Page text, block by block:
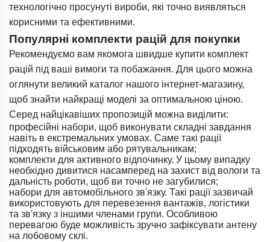
технологічно просунуті вироби, які точно виявляться
корисними та ефективними.
Популярні комплекти рацій для покупки
Рекомендуємо вам якомога швидше купити комплект
рацій під ваші вимоги та побажання. Для цього можна
оглянути великий каталог нашого інтернет-магазину,
щоб знайти найкращі моделі за оптимальною ціною.
Серед найцікавіших пропозицій можна виділити:
професійні набори, щоб виконувати складні завдання
навіть в екстремальних умовах. Саме такі рації
підходять військовим або рятувальникам;
комплекти для активного відпочинку. У цьому випадку
необхідно дивитися насамперед на захист від вологи та
дальність роботи, щоб ви точно не загубилися;
набори для автомобільного зв'язку. Такі рації зазвичай
використовують для перевезення вантажів, логістики
та зв'язку з іншими членами групи. Особливою
перевагою буде можливість зручно зафіксувати антену
на лобовому склі.